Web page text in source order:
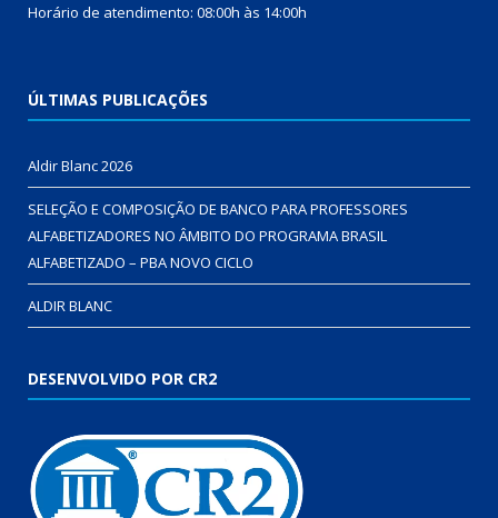
Horário de atendimento: 08:00h às 14:00h
ÚLTIMAS PUBLICAÇÕES
Aldir Blanc 2026
SELEÇÃO E COMPOSIÇÃO DE BANCO PARA PROFESSORES
ALFABETIZADORES NO ÂMBITO DO PROGRAMA BRASIL
ALFABETIZADO – PBA NOVO CICLO
ALDIR BLANC
DESENVOLVIDO POR CR2